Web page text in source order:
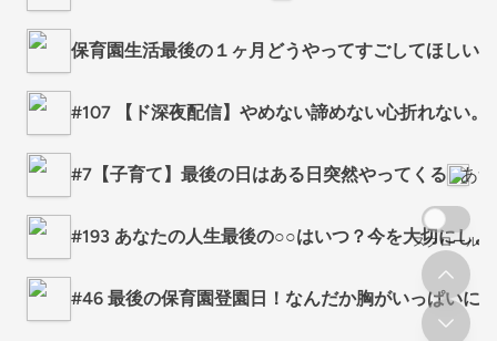
保育園生活最後の１ヶ月どうやってすごしてほしい
#107 【ド深夜配信】やめない諦めない心折れない。
#7【子育て】最後の日はある日突然やってくる あ
#193 あなたの人生最後の○○はいつ？今を大切にしよ
#46 最後の保育園登園日！なんだか胸がいっぱいに
スクロール